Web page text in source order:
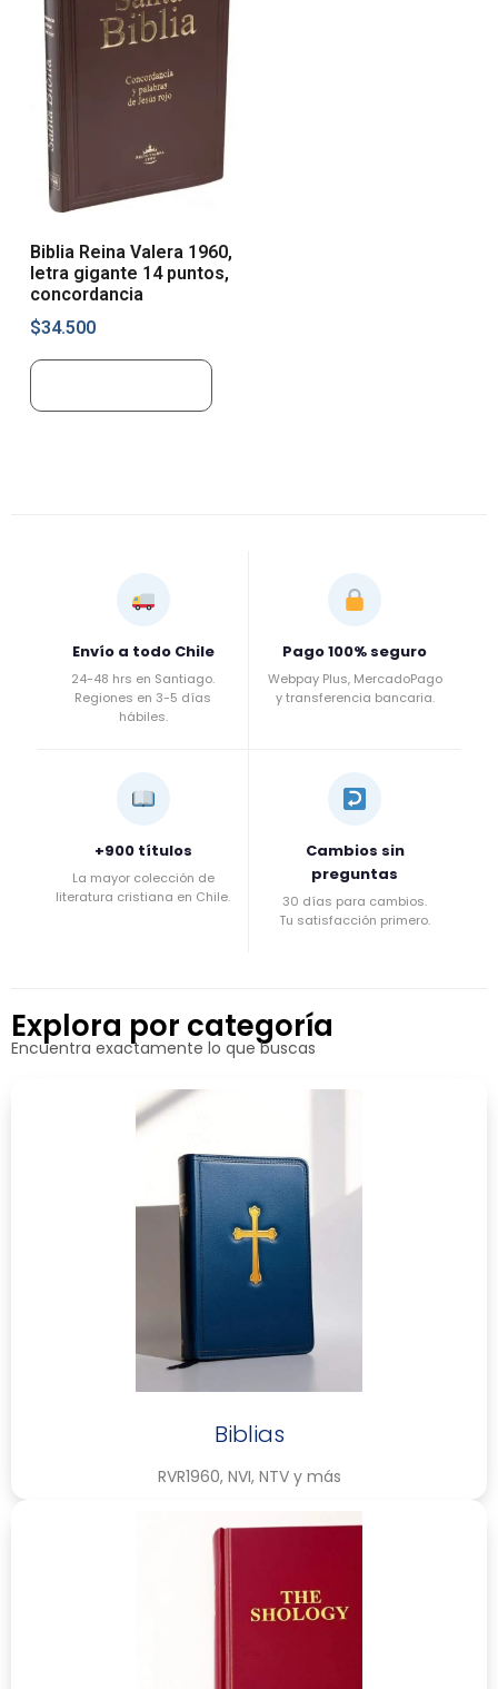
Biblia Reina Valera 1960,
letra gigante 14 puntos,
concordancia
$34.500
Envío a todo Chile
24-48 hrs en Santiago.
Regiones en 3-5 días
hábiles.
Pago 100% seguro
Webpay Plus, MercadoPago
y transferencia bancaria.
+900 títulos
La mayor colección de
literatura cristiana en Chile.
Cambios sin
preguntas
30 días para cambios.
Tu satisfacción primero.
Explora por categoría
Encuentra exactamente lo que buscas
Biblias
RVR1960, NVI, NTV y más